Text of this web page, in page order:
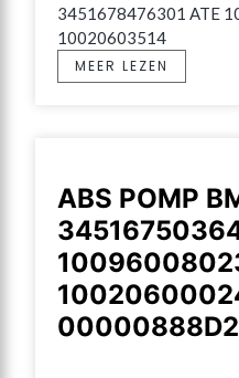
3451678476301 ATE
10020603514
MEER LEZEN
ABS POMP
00000888D2